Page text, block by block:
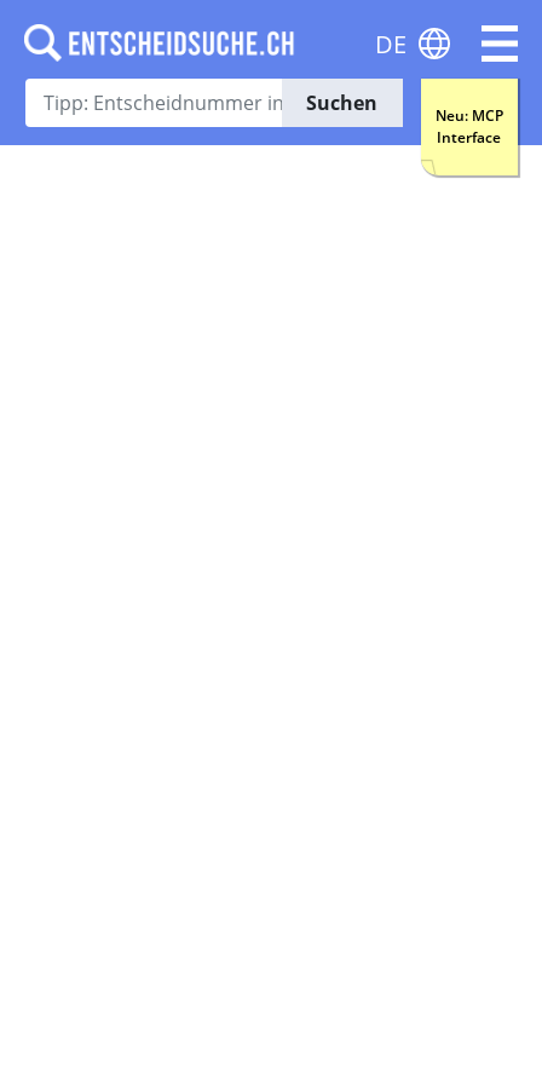
Suchen
Neu: MCP
Interface
DE